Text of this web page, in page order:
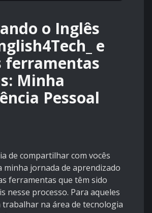
o Inglês
e
ferramentas
Minha
Pessoal
de compartilhar com vocês
minha jornada de aprendizado
ferramentas que têm sido
nesse processo. Para aqueles
trabalhar na área de tecnologia